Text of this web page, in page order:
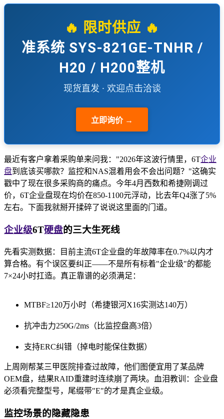
🔥 限时供应 🔥
准系统 SYS-821GE-TNHR /
H20 / H200整机
现货直发 · 欢迎点击洽谈
立即询价 →
最近有客户拿着采购单来问我："2026年这波行情里，6T企业
盘到底该买哪款？监控和NAS混着用会不会出问题？"这确实
戳中了现在很多采购商的痛点。今年4月西数和希捷刚调过
价，6T企业盘现在均价在850-1100元浮动，比去年Q4涨了5%
左右。下面我就掰开揉碎了说说这里面的门道。
企业级6T硬盘的三大生死线
先看实测数据：目前主流6T企业盘的年故障率在0.7%以内才
算合格。有个误区要纠正——不是所有标着"企业级"的都能
7×24小时扛造。真正靠谱的必须满足：
MTBF≥120万小时（希捷银河X16实测达140万）
抗冲击力250G/2ms（比监控盘高3倍）
支持ERC纠错（掉电时能保住数据）
上周刚帮某三甲医院排查过故障，他们图便宜用了某品牌
OEM盘，结果RAID重建时连续崩了两块。血泪教训：企业盘
必须看完整型号，尾缀带"E"的才是真企业级。
监控场景的隐藏隐患